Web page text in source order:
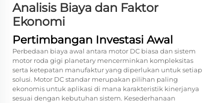
Analisis Biaya dan Faktor
Ekonomi
Pertimbangan Investasi Awal
Perbedaan biaya awal antara motor DC biasa dan sistem
motor roda gigi planetary mencerminkan kompleksitas
serta ketepatan manufaktur yang diperlukan untuk setiap
solusi. Motor DC standar merupakan pilihan paling
ekonomis untuk aplikasi di mana karakteristik kinerjanya
sesuai dengan kebutuhan sistem. Kesederhanaan